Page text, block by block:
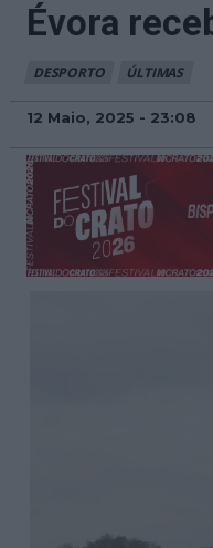
Évora
DESPORTO ÚLTIMAS
12 Maio, 2025 - 23:08